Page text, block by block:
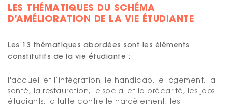
LES THÉMATIQUES DU SCHÉMA
D'AMÉLIORATION DE LA VIE ÉTUDIANTE
Les 13 thématiques abordées sont les éléments
constitutifs de la vie étudiante :
l'accueil et l’intégration, le handicap, le logement, la
santé, la restauration, le social et la précarité, les jobs
étudiants, la lutte contre le harcèlement, les